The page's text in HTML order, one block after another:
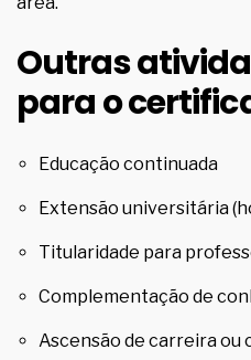
Outras
para o
Educação continuada
Extensão universitária
Titularidade para
Complementação de
Ascensão de carreira ou